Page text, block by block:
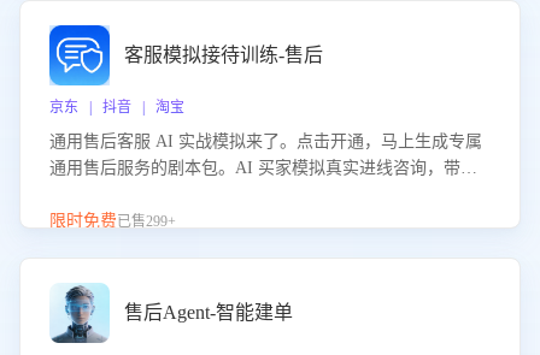
客服模拟接待训练-售后
京东 | 抖音 | 淘宝
通用售后客服 AI 实战模拟来了。点击开通，马上生成专属
通用售后服务的剧本包。AI 买家模拟真实进线咨询，带您
的应对要点，轻松提升服务能力。
限时免费已售299+
售后Agent-智能建单